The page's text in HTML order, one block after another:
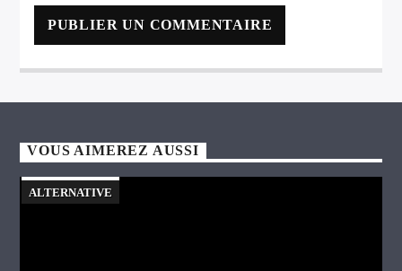
VOUS AIMEREZ AUSSI
ALTERNATIVE